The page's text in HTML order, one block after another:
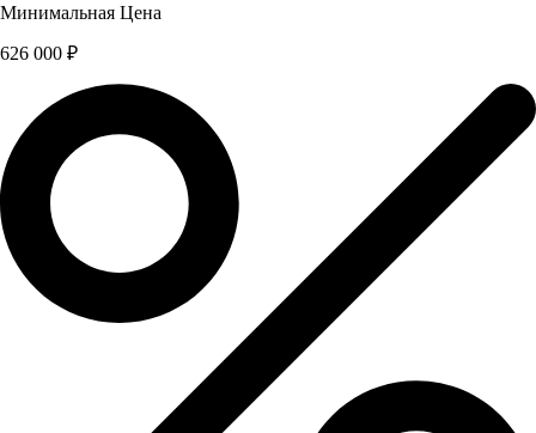
Минимальная Цена
626 000 ₽